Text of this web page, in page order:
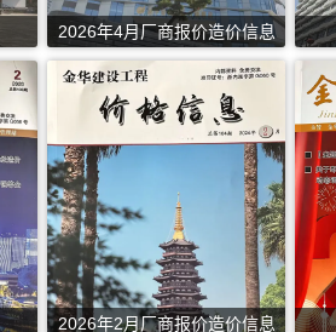
2026年4月厂商报价造价信息
2026年2月厂商报价造价信息